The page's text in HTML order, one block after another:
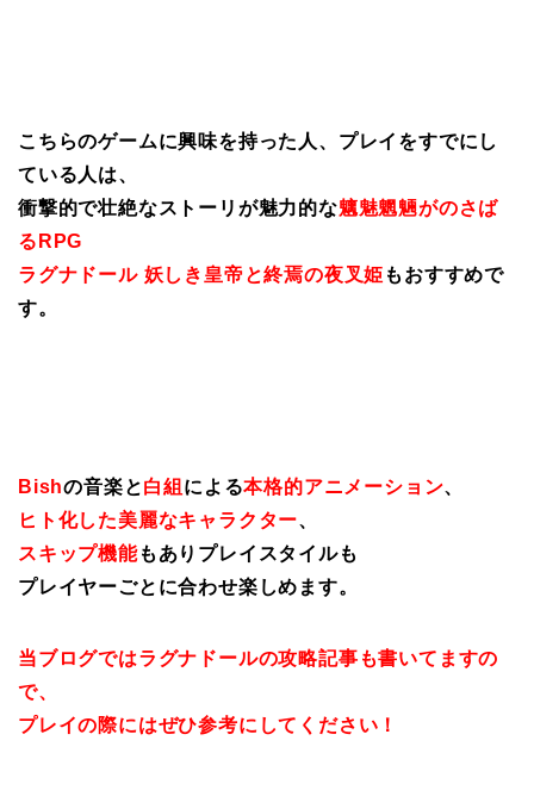
こちらのゲームに興味を持った人、プレイをすでにし
ている人は、
衝撃的で壮絶なストーリが魅力的な魑魅魍魎がのさば
るRPG
ラグナドール 妖しき皇帝と終焉の夜叉姫 もおすすめで
す。
Bishの音楽と白組 による本格的アニメーション、
ヒト化した美麗なキャラクター、
スキップ機能もありプレイスタイルも
プレイヤーごとに合わせ楽しめます。
当ブログではラグナドールの攻略記事も書いてますの
で、
プレイの際にはぜひ参考にしてください！